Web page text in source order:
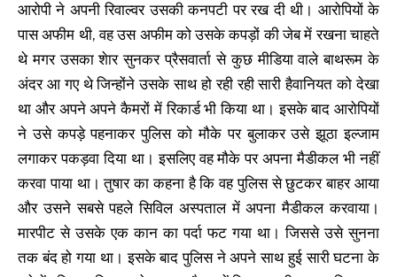
आरोपी ने अपनी रिवाल्वर उसकी कनपटी पर रख दी थी। आरोपियों के
पास अफीम थी, वह उस अफीम को उसके कपड़ों की जेब में रखना चाहते
थे मगर उसका शेार सुनकर प्रैसवार्ता से कुछ मीडिया वाले बाथरूम के
अंदर आ गए थे जिन्होंने उसके साथ हो रही रही सारी हैवानियत को देखा
था और अपने अपने कैमरों में रिकार्ड भी किया था। इसके बाद आरोपियों
ने उसे कपड़े पहनाकर पुलिस को मौके पर बुलाकर उसे झूठा इल्जाम
लगाकर पकड़वा दिया था। इसलिए वह मौके पर अपना मैडीकल भी नहीं
करवा पाया था। तुषार का कहना है कि वह पुलिस से छुटकर बाहर आया
और उसने सबसे पहले सिविल अस्पताल में अपना मैडीकल करवाया।
मारपीट से उसके एक कान का पर्दा फट गया था। जिससे उसे सुनना
तक बंद हो गया था। इसके बाद पुलिस ने अपने साथ हुई सारी घटना के